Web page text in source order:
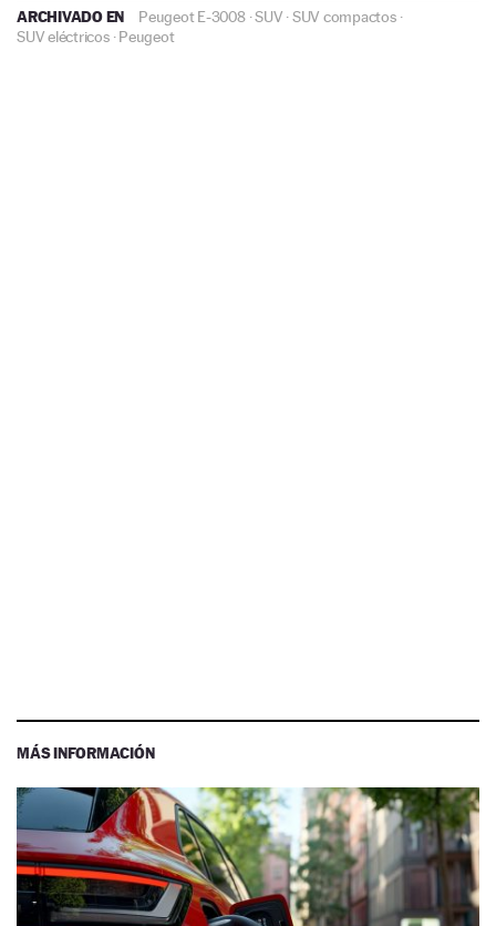
ARCHIVADO EN Peugeot E-3008·SUV ·SUV compactos·
SUV eléctricos·Peugeot
MÁS INFORMACIÓN